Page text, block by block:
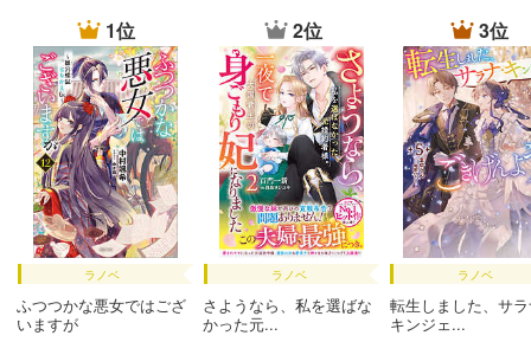
1位
ラノベ
ふつつかな悪女ではござ
いますが
2位
ラノベ
さようなら、私を選ばな
かった元...
3位
ラノベ
転生しました、サ
キンジェ...